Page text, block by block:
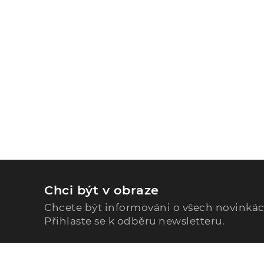
Chci být v obraze
Chcete být informováni o všech
Přihlaste se k odběru newsletteru.